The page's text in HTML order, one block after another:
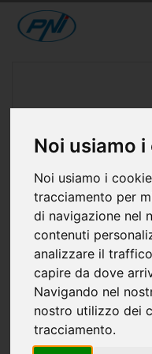
Noi usiamo
Noi usiamo i
tracciamento per
di navigazione nel
contenuti
analizzare il
capire da dove
Navigando nel
nostro utilizzo dei
tracciamento.
Salta
al
contenuto
della
immagini